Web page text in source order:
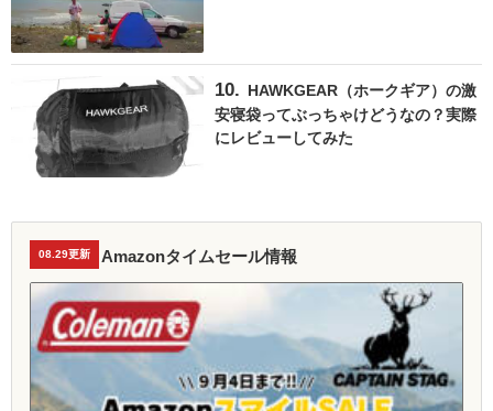
HAWKGEAR（ホークギア）の激
安寝袋ってぶっちゃけどうなの？実際
にレビューしてみた
08.29更新 Amazonタイムセール情報